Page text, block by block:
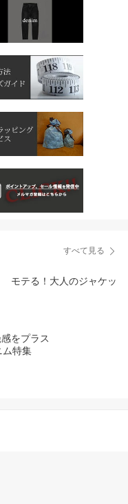
すべて見る
モテる！大人のジャケッ
感をプラス
ム特集